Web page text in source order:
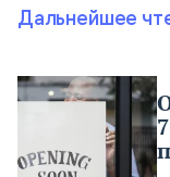
Дальнейшее